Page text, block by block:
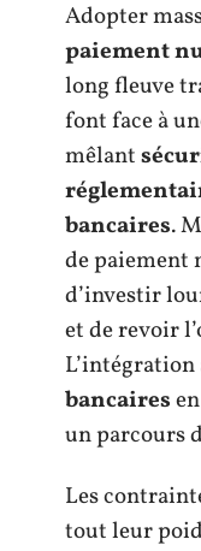
Adopter
paiement
long fleuve
font face à
mêlant
bancaires.
de paiement
d’investir
et de revoir
L’intégration
bancaires
un parcours
Les
tout leur